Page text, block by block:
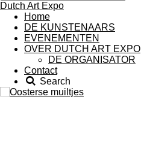
Dutch Art Expo
Home
DE KUNSTENAARS
EVENEMENTEN
OVER DUTCH ART EXPO
DE ORGANISATOR
Contact
Search